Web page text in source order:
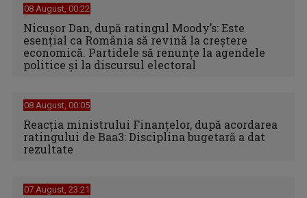
08 August, 00:22
Nicușor Dan, după ratingul Moody’s: Este
esențial ca România să revină la creștere
economică. Partidele să renunțe la agendele
politice și la discursul electoral
08 August, 00:05
Reacția ministrului Finanțelor, după acordarea
ratingului de Baa3: Disciplina bugetară a dat
rezultate
07 August, 23:21